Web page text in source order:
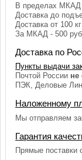
В пределах МКАД
Доставка до
Доставка от 100
За МКАД - 500
Доставка по
Пункты выдачи
Почтой России не
ПЭК, Деловые
Наложенному
Мы отправляем
Гарантия
Прямые поставки